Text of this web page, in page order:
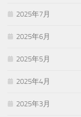
2025年7月
2025年6月
2025年5月
2025年4月
2025年3月